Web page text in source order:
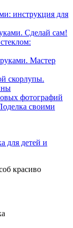
инструкция для
Сделай сам!
Мастер
скорлупы.
фотографий
своими
красиво